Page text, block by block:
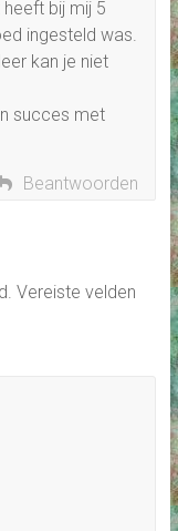
bij mij 5
ingesteld was.
kan je niet
succes met
Beantwoorden
Vereiste velden